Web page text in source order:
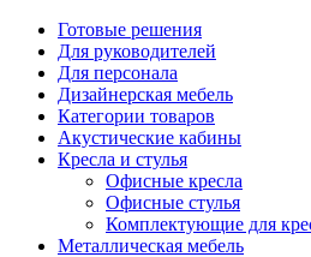
Готовые решения
Для руководителей
Для персонала
Дизайнерская мебель
Категории товаров
Акустические кабины
Кресла и стулья
Офисные кресла
Офисные стулья
Комплектующие для
Металлическая мебель